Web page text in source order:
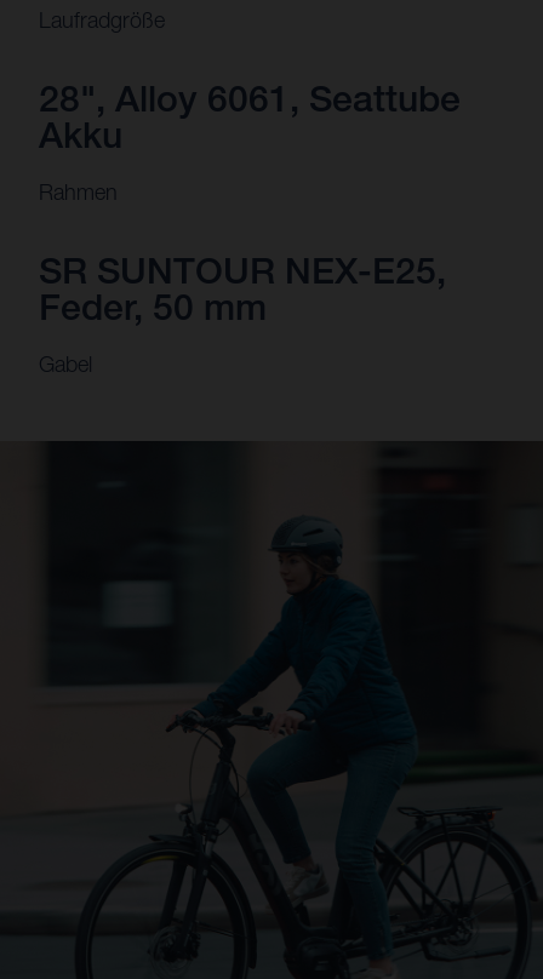
Laufradgröße
28", Alloy 6061, Seattube
Akku
Rahmen
SR SUNTOUR NEX-E25,
Feder, 50 mm
Gabel